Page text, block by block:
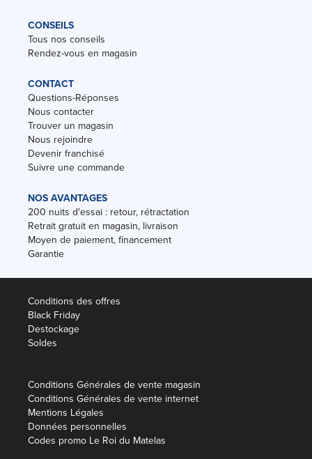
CONSEILS
Tous nos conseils
Rendez-vous en magasin
CONTACT
Questions-Réponses
Nous contacter
Trouver un magasin
Nous rejoindre
Devenir franchisé
Suivre une commande
NOS AVANTAGES
200 nuits d'essai : retour, rétractation
Retrait gratuit en magasin, livraison
Moyen de paiement, financement
Garantie
Conditions des offres
Black Friday
Destockage
Soldes
Conditions Générales de vente magasin
Conditions Générales de vente internet
Mentions Légales
Données personnelles
Codes promo Le Roi du Matelas